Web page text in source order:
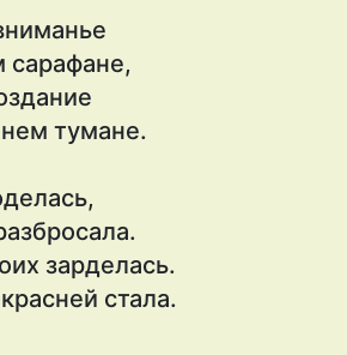
сарафане,
тумане.
зарделась.
стала.